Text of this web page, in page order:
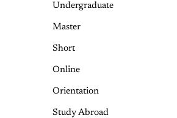
Undergraduate
Master
Short
Online
Orientation
Study Abroad